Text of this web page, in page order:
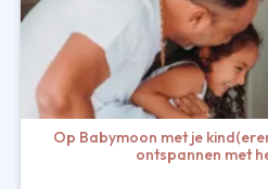
Op Babymoon met je
ontspannen met